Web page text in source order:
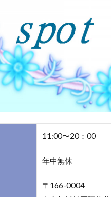
11:00〜20：00
年中無休
〒166-0004